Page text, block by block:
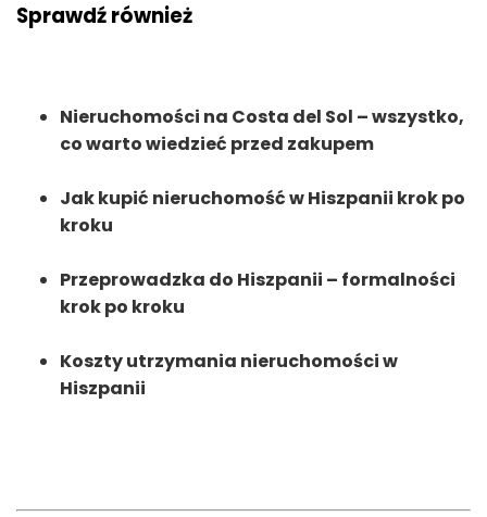
Sprawdź również
Nieruchomości na Costa del Sol – wszystko,
co warto wiedzieć przed zakupem
Jak kupić nieruchomość w Hiszpanii krok po
kroku
Przeprowadzka do Hiszpanii – formalności
krok po kroku
Koszty utrzymania nieruchomości w
Hiszpanii